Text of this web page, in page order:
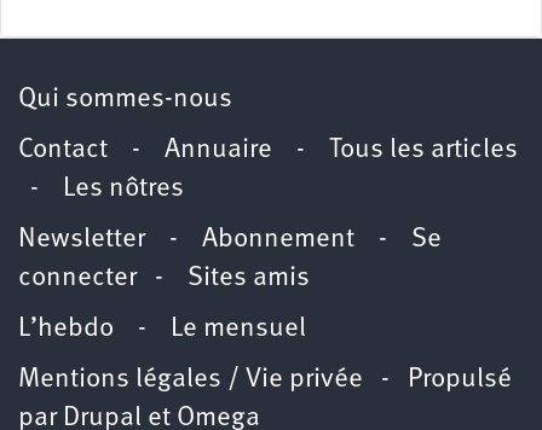
Qui sommes-nous
Contact - Annuaire -
Tous les articles
- Les nôtres
Newsletter- Abonnement - Se
connecter- Sites amis
L’hebdo - Le mensuel
Mentions légales / Vie privée - Propulsé
par Drupal et Omega